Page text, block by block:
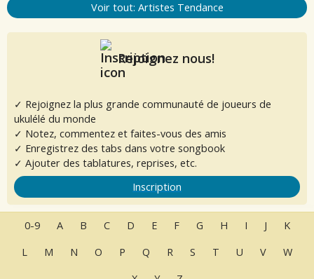
Voir tout: Artistes Tendance
Rejoignez nous!
✓ Rejoignez la plus grande communauté de joueurs de
ukulélé du monde
✓ Notez, commentez et faites-vous des amis
✓ Enregistrez des tabs dans votre songbook
✓ Ajouter des tablatures, reprises, etc.
Inscription
0-9 A B C D E F G H I J
K
L
M N O P Q R S T U V
W